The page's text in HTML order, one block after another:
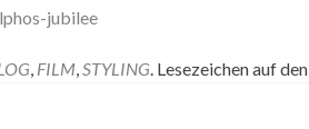
jubilee
FILM STYLING . Lesezeichen auf den